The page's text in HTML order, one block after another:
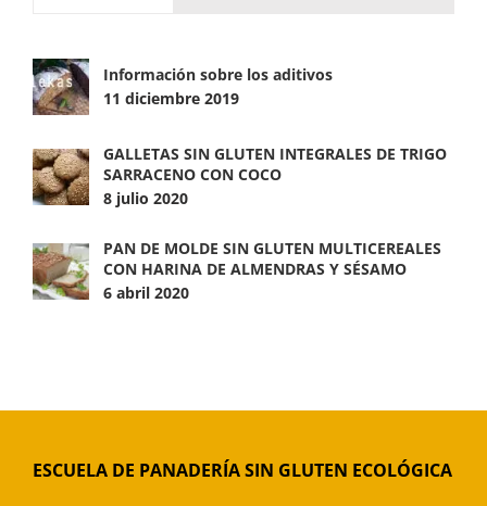
Información sobre los aditivos
11 diciembre 2019
GALLETAS SIN GLUTEN INTEGRALES DE TRIGO
SARRACENO CON COCO
8 julio 2020
PAN DE MOLDE SIN GLUTEN MULTICEREALES
CON HARINA DE ALMENDRAS Y SÉSAMO
6 abril 2020
ESCUELA DE PANADERÍA SIN GLUTEN ECOLÓGICA